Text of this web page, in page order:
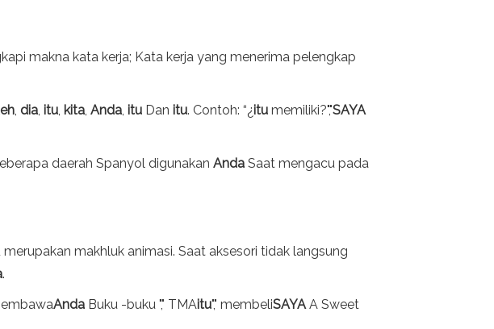
makna kata kerja; Kata kerja yang menerima pelengkap
, dia, itu, kita, Anda, itu Dan itu. Contoh: “¿itu memiliki?","SAYA
daerah Spanyol digunakan Anda Saat mengacu pada
makhluk animasi. Saat aksesori tidak langsung
.
Anda Buku -buku "," TMAitu"," membeliSAYAA Sweet